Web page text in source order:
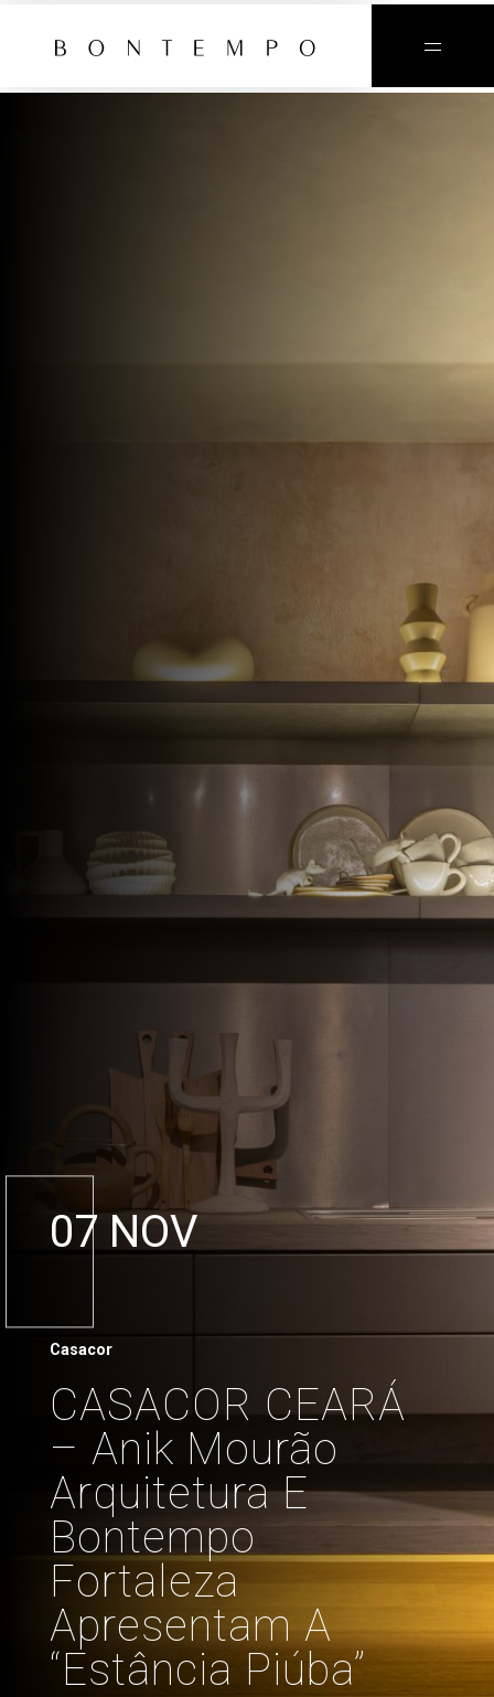
07 NOV
Casacor
CASACOR CEARÁ
– Anik Mourão
Arquitetura E
Bontempo
Fortaleza
Apresentam A
“Estância Piúba”